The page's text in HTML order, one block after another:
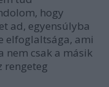
hogy
ad, egyensúlyba
elfoglaltsága, ami
nem csak a másik
rengeteg